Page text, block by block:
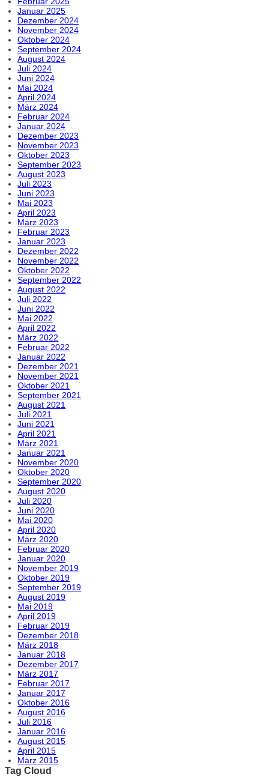
Januar 2025
Dezember 2024
November 2024
Oktober 2024
September 2024
August 2024
Juli 2024
Juni 2024
Mai 2024
April 2024
März 2024
Februar 2024
Januar 2024
Dezember 2023
November 2023
Oktober 2023
September 2023
August 2023
Juli 2023
Juni 2023
Mai 2023
April 2023
März 2023
Februar 2023
Januar 2023
Dezember 2022
November 2022
Oktober 2022
September 2022
August 2022
Juli 2022
Juni 2022
Mai 2022
April 2022
März 2022
Februar 2022
Januar 2022
Dezember 2021
November 2021
Oktober 2021
September 2021
August 2021
Juli 2021
Juni 2021
April 2021
März 2021
Januar 2021
November 2020
Oktober 2020
September 2020
August 2020
Juli 2020
Juni 2020
Mai 2020
April 2020
März 2020
Februar 2020
Januar 2020
November 2019
Oktober 2019
September 2019
August 2019
Mai 2019
April 2019
Februar 2019
Dezember 2018
März 2018
Januar 2018
Dezember 2017
März 2017
Februar 2017
Januar 2017
Oktober 2016
August 2016
Juli 2016
Januar 2016
August 2015
April 2015
März 2015
Tag Cloud